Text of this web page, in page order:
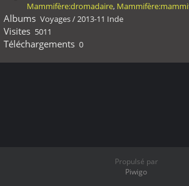
Mammifère:dromadaire,
Albums Voyages/2013-11 Inde
Visites 5011
Téléchargements 0
Propulsé par
Piwigo